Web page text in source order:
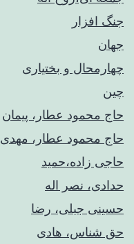
جنگ افزار
جهان
چهارمحال و بختیاری
چین
حاج محمود عطار، پیمان
حاج محمود عطار، مهدی
حاجی زاده،حمید
حدادی، نصر اله
حسینی جبلی، رضا
حق شناس، هادی